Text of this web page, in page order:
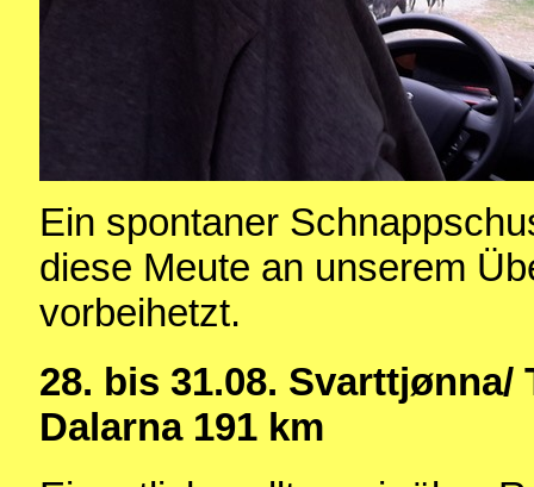
Ein spontaner
diese Meute an unserem
vorbeihetzt.
28. bis 31.08.
Dalarna 191 km